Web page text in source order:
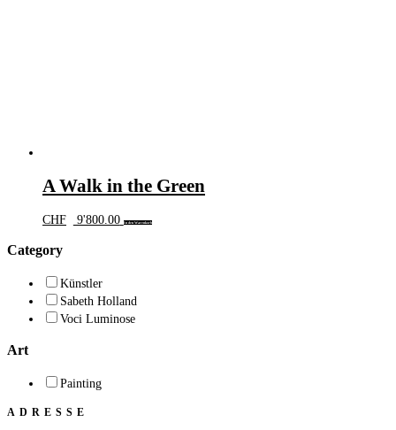
A Walk in the Green
CHF 9'800.00 In den Warenkorb
Category
Künstler
Sabeth Holland
Voci Luminose
Art
Painting
ADRESSE